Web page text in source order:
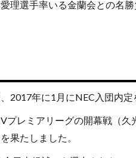
理選手率いる金蘭会との名
2017年に1月にNEC入団内定
プレミアリーグの開幕戦（
果たしました。